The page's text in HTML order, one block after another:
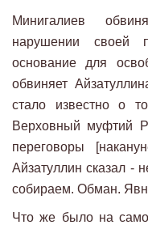
Минигалиев
нарушении своей
основание для
обвиняет
стало известно о
Верховный муфтий
переговоры
Айзатуллин сказал -
собираем. Обман.
Что же было на